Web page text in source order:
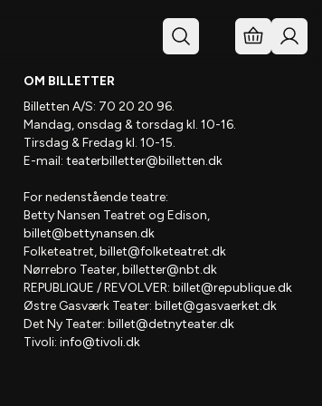
OM BILLETTER
Billetten A/S: 70 20 20 96.
Mandag, onsdag & torsdag kl. 10-16.
Tirsdag & Fredag kl. 10-15.
E-mail: teaterbilletter@billetten.dk
For nedenstående teatre:
Betty Nansen Teatret og Edison,
billet@bettynansen.dk
Folketeatret,billet@folketeatret.dk
Nørrebro Teater,billetter@nbt.dk
REPUBLIQUE / REVOLVER: billet@republique.dk
Østre Gasværk Teater: billet@gasvaerket.dk
Det Ny Teater: billet@detnyteater.dk
Tivoli: info@tivoli.dk